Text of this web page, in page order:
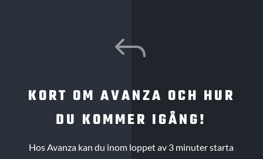
J
KORT OM AVANZA OCH HUR
DU KOMMER IGÅNG!
Hos Avanza kan du inom loppet av 3 minuter starta